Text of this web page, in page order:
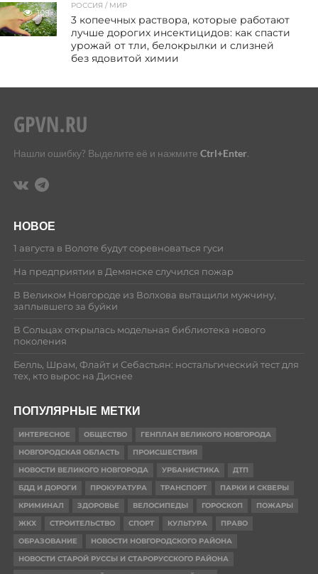
108
РОССИЯ / МИР
3 копеечных раствора, которые работают
лучше дорогих инсектицидов: как спасти
урожай от тли, белокрылки и слизней
без ядовитой химии
Нашли ошибку? Выделите её и нажмите Ctrl+Enter.
НОВОЕ
1 августа в Волоте будут соревноваться гуси
На предприятии в Демянске случился пожар
В Великом Новгороде из Волхова вытащили мужчину,
заплывшего за буйки
В Сольцах открылась модельная библиотека нового
поколения
Белль, Шрам, Флайт и Себастьян: ностальгический тест для
тех, кто вырос на Диснее
ПОПУЛЯРНЫЕ МЕТКИ
ИНТЕРЕСНОЕ ОБЩЕСТВО
ГЕНПЛАН ВЕЛИКОГО НОВГОРОДА
НОВГОРОДСКАЯ ОБЛАСТЬ
ПРОИСШЕСТВИЯ
НОВОСТИ ВЕЛИКОГО НОВГОРОДА
УРБАНИСТИКА
ДТП
БДД И ДОРОГИ
ПРОКУРАТУРА ТРАНСПОРТ
ПАРКИ И СКВЕРЫ
КРИМИНАЛ
ЗДОРОВЬЕ ВЕЛОСИПЕДЫ ГОРОСКОП
ПОЖАРЫ
ЖКХ
СТРОИТЕЛЬСТВО СПОРТ КУЛЬТУРА
ПРАВО
ОБРАЗОВАНИЕ
НОВОСТИ НОВГОРОДСКОГО РАЙОНА
НОВОСТИ СТАРОЙ РУССЫ И СТАРОРУССКОГО РАЙОНА